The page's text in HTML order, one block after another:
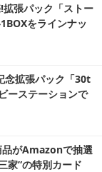
拡張パック「ストー
をラインナッ
念拡張パック「30t
ーステーションで
がAmazonで抽選
家”の特別カード